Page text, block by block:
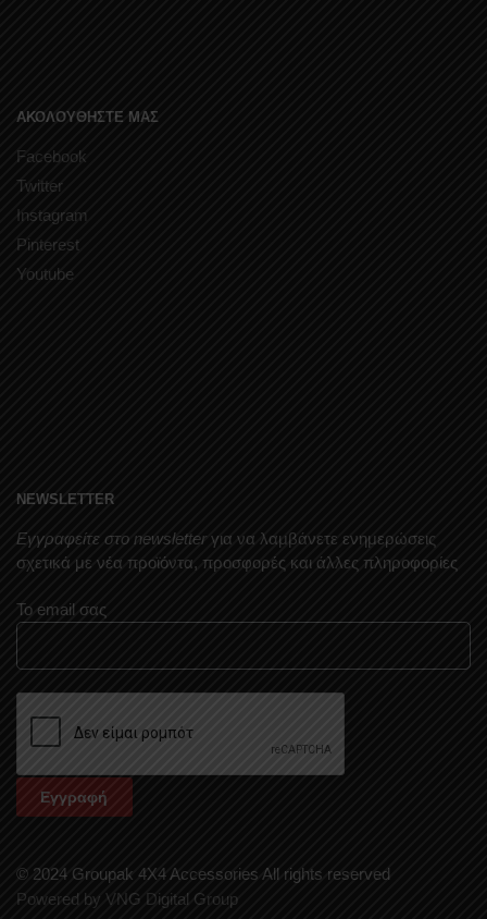
ΑΚΟΛΟΥΘΗΣΤΕ ΜΑΣ
Facebook
Twitter
Instagram
Pinterest
Youtube
NEWSLETTER
Εγγραφείτε στο newsletterγια να λαμβάνετε ενημερώσεις
σχετικά με νέα προϊόντα, προσφορές και άλλες πληροφορίες
Το email σας
© 2024 Groupak 4X4 Accessories All rights reserved
Powered by VNG Digital Group